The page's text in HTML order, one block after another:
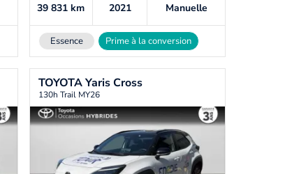
39 831km 2021 Manuelle
Essence Prime à la conversion
TOYOTAYaris Cross
130h Trail MY26